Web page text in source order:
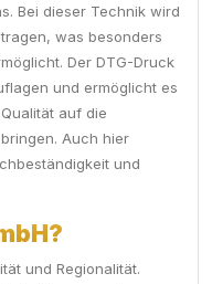
Bei dieser Technik wird
was besonders
Der DTG-Druck
und ermöglicht es
auf die
Auch hier
und
und Regionalität.